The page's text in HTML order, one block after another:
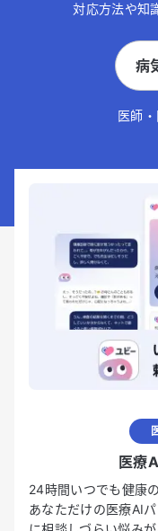
対応方法や知
病
医師
医療
24時間いつでも健康
あなただけの医療AI